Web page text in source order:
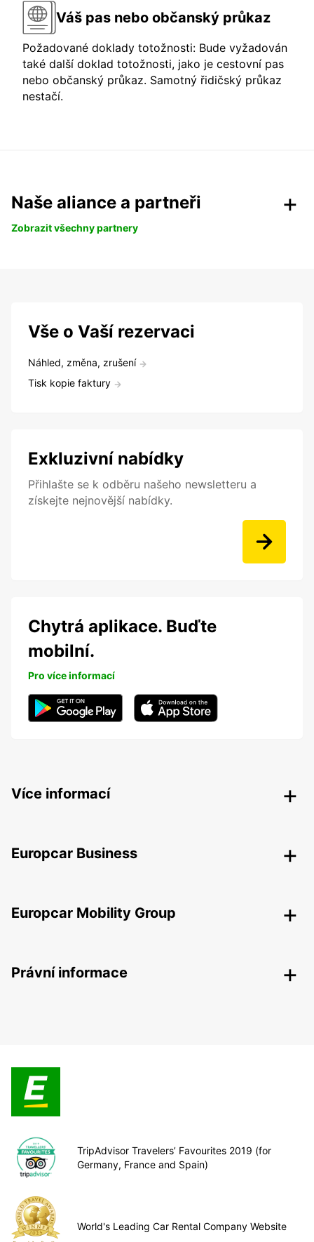
Váš pas nebo občanský průkaz
Požadované doklady totožnosti: Bude vyžadován
také další doklad totožnosti, jako je cestovní pas
nebo občanský průkaz. Samotný řidičský průkaz
nestačí.
Naše aliance a partneři
Zobrazit všechny partnery
Vše o Vaší rezervaci
Náhled, změna, zrušení
Tisk kopie faktury
Exkluzivní nabídky
Přihlašte se k odběru našeho newsletteru a
získejte nejnovější nabídky.
Chytrá aplikace. Buďte
mobilní.
Pro více informací
Více informací
Europcar Business
Europcar Mobility Group
Právní informace
TripAdvisor Travelers’ Favourites 2019 (for
Germany, France and Spain)
World's Leading Car Rental Company Website